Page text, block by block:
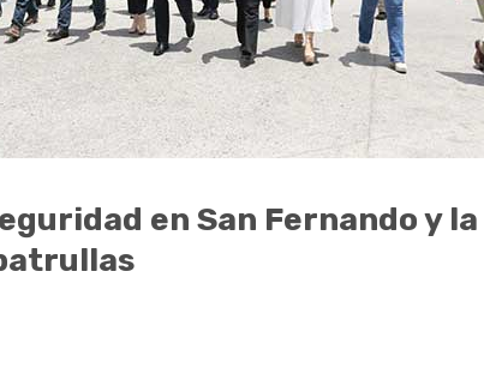
en San Fernando y